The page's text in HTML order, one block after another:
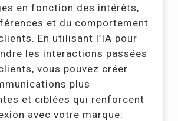
en fonction des intérêts,
et du comportement
En utilisant l’IA pour
les interactions passées
vous pouvez créer
plus
et ciblées qui renforcent
avec votre marque.